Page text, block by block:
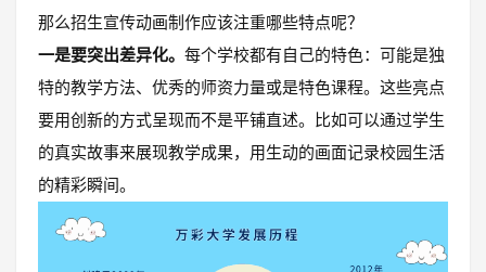
那么招生宣传动画制作应该注重哪些特点呢？
一是要突出差异化。 每个学校都有自己的特色：可能是独
特的教学方法、优秀的师资力量或是特色课程。这些亮点
要用创新的方式呈现而不是平铺直述。比如可以通过学生
的真实故事来展现教学成果，用生动的画面记录校园生活
的精彩瞬间。